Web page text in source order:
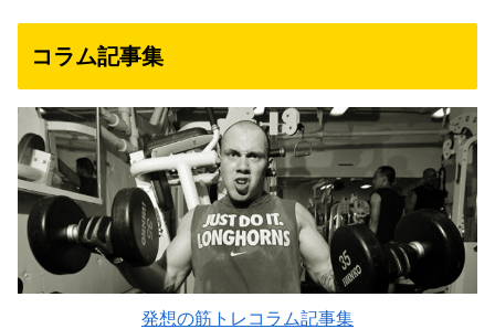
コラム記事集
発想の筋トレコラム記事集